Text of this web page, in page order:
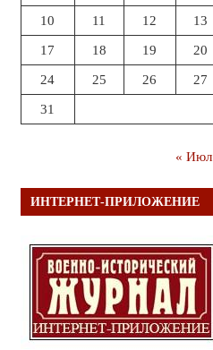
10 11 12 13
17 18 19 20
24 25 26 27
31
« Июл
ИНТЕРНЕТ-ПРИЛОЖЕНИЕ